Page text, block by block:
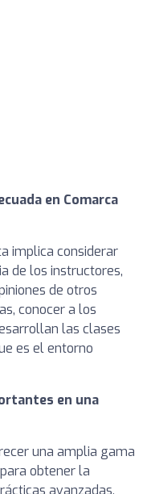
en Comarca
implica considerar
de los instructores,
de otros
conocer a los
las clases
es el entorno
en una
una amplia gama
obtener la
avanzadas,